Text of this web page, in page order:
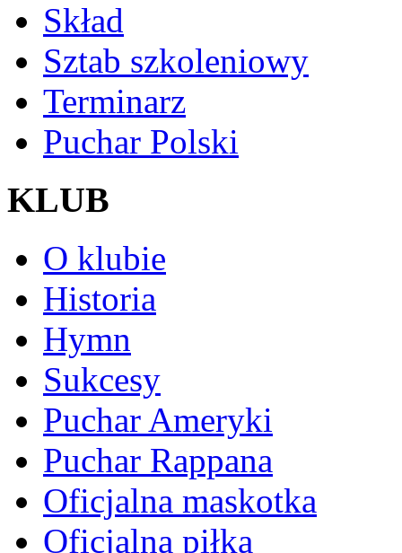
Skład
Sztab szkoleniowy
Terminarz
Puchar Polski
KLUB
O klubie
Historia
Hymn
Sukcesy
Puchar Ameryki
Puchar Rappana
Oficjalna maskotka
Oficjalna piłka